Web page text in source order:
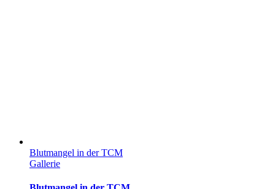
Blutmangel in der TCM
Gallerie